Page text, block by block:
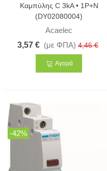
Καμπύλης C 3kA • 1Ρ+N
(DY02080004)
Acaelec
3,57 € (με ΦΠΑ) 4,46 €
Αγορά
-42%